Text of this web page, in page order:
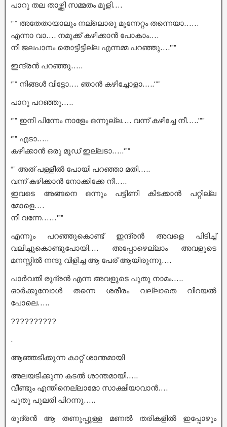
പാറു തല താഴ്ത്തി സമ്മതം മൂളി….
‘”” അതേതായാലും നല്ലൊരു മുന്നേറ്റം തന്നെയാ……
എന്നാ വാ…. നമുക്ക് കഴിക്കാൻ പോകാം….
നീ ജലപാനം തൊട്ടിട്ടില്ല എന്നമ്മ പറഞ്ഞു….'””
ഇന്ദ്രൻ പറഞ്ഞു…..
‘”” നിങ്ങൾ വിട്ടോ…. ഞാൻ കഴിച്ചോളാ…..'””
പാറു പറഞ്ഞു…..
‘”” ഇനി പിന്നേം നാളേം ഒന്നുല്ല…. വന്ന് കഴിച്ചേ നീ…..'””
‘”” എടാ…..
കഴിക്കാൻ ഒരു മൂഡ് ഇല്ലടാ…..'””
“” അത് പള്ളീൽ പോയി പറഞ്ഞാ മതി…..
വന്ന് കഴിക്കാൻ നോക്കിക്കേ നീ…..
ഇവടെ അങ്ങനെ ഒന്നും പട്ടിണി കിടക്കാൻ പറ്റില്ല
മോളെ….
നീ വന്നേ……'””
എന്നും പറഞ്ഞുകൊണ്ട് ഇന്ദ്രൻ അവളെ പിടിച്ച്
വലിച്ചുകൊണ്ടുപോയി…. അപ്പോഴെല്ലാം അവളുടെ
മനസ്സിൽ നന്ദു വിളിച്ച ആ പേര് ആയിരുന്നു….
പാർവതി രുദ്രൻ എന്ന അവളുടെ പുതു നാമം…..
ഓർക്കുമ്പോൾ തന്നെ ശരീരം വല്ലാതെ വിറയൽ
പോലെ…..
??????????
.
ആഞ്ഞടിക്കുന്ന കാറ്റ് ശാന്തമായി
അലയടിക്കുന്ന കടൽ ശാന്തമായി…..
വീണ്ടും എന്തിനെല്ലാമോ സാക്ഷിയാവാൻ….
പുതു പുലരി പിറന്നു…..
രുദ്രൻ ആ തണുപ്പുള്ള മണൽ തരികളിൽ ഇപ്പോഴും